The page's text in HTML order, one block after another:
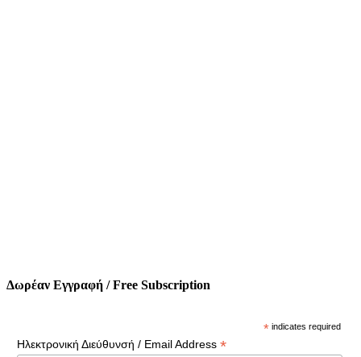
Δωρέαν Εγγραφή / Free Subscription
* indicates required
Ηλεκτρονική Διεύθυνσή / Email Address *